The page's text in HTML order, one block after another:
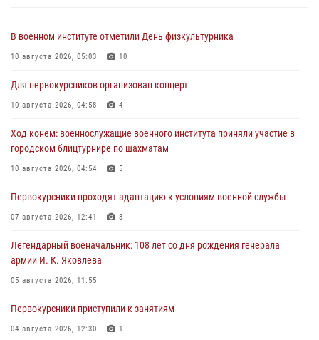
В военном институте отметили День физкультурника
10 августа 2026, 05:03 10
Для первокурсников организован концерт
10 августа 2026, 04:58 4
Ход конем: военнослужащие военного института приняли участие в
городском блицтурнире по шахматам
10 августа 2026, 04:54 5
Первокурсники проходят адаптацию к условиям военной службы
07 августа 2026, 12:41 3
Легендарный военачальник: 108 лет со дня рождения генерала
армии И. К. Яковлева
05 августа 2026, 11:55
Первокурсники приступили к занятиям
04 августа 2026, 12:30 1